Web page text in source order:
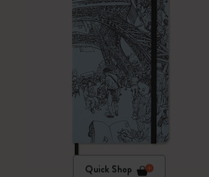
Quick Shop